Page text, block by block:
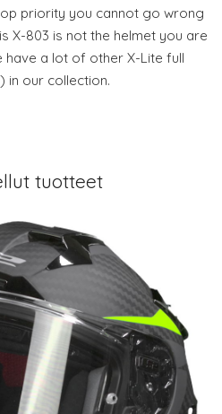
priority you cannot go wrong
X-803 is not the helmet you are
have a lot of other X-Lite full
in our collection.
tuotteet